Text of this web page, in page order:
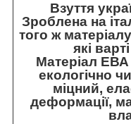
Взуття
Зроблена на
того ж
які
Матеріал ЕВА
екологічно
міцний,
деформації,